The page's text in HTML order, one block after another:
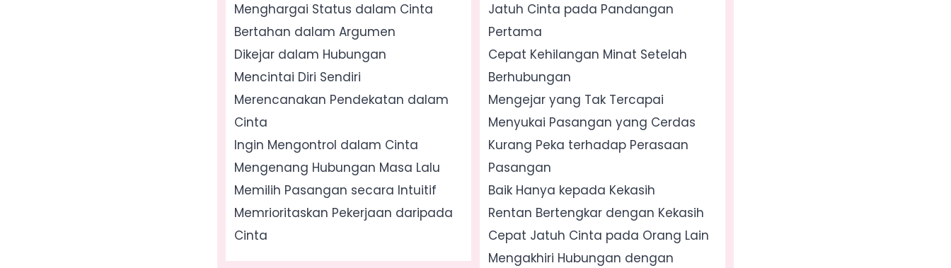
Menghargai Status dalam Cinta
Bertahan dalam Argumen
Dikejar dalam Hubungan
Mencintai Diri Sendiri
Merencanakan Pendekatan dalam
Cinta
Ingin Mengontrol dalam Cinta
Mengenang Hubungan Masa Lalu
Memilih Pasangan secara Intuitif
Memrioritaskan Pekerjaan daripada
Cinta
Jatuh Cinta pada Pandangan
Pertama
Cepat Kehilangan Minat Setelah
Berhubungan
Mengejar yang Tak Tercapai
Menyukai Pasangan yang Cerdas
Kurang Peka terhadap Perasaan
Pasangan
Baik Hanya kepada Kekasih
Rentan Bertengkar dengan Kekasih
Cepat Jatuh Cinta pada Orang Lain
Mengakhiri Hubungan dengan